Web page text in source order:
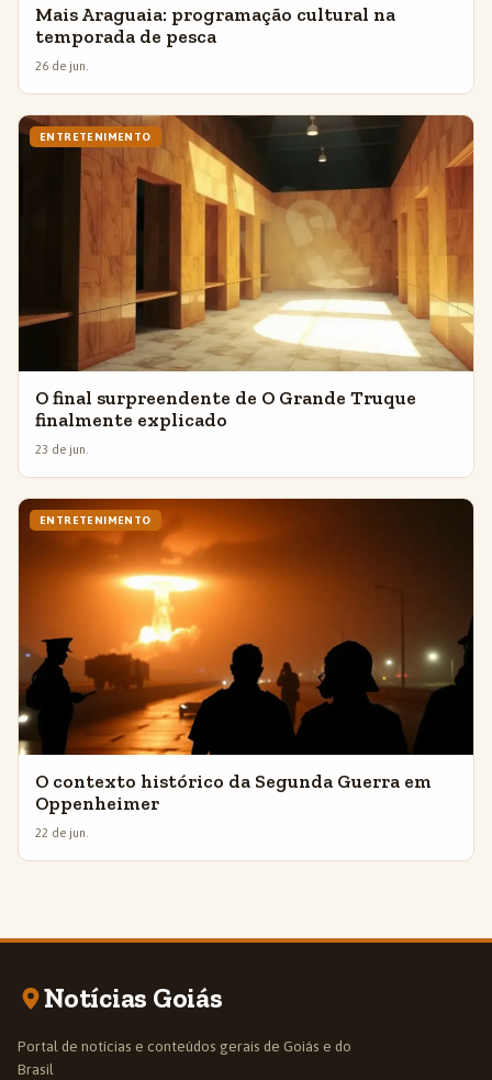
Mais Araguaia: programação cultural na
temporada de pesca
26 de jun.
ENTRETENIMENTO
O final surpreendente de O Grande Truque
finalmente explicado
23 de jun.
ENTRETENIMENTO
O contexto histórico da Segunda Guerra em
Oppenheimer
22 de jun.
Notícias Goiás
Portal de notícias e conteúdos gerais de Goiás e do
Brasil